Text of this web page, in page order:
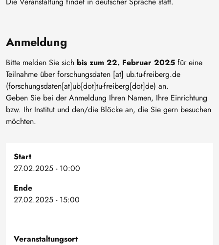
Anmeldung
Bitte melden Sie sich bis zum 22. Februar 2025 für eine
Teilnahme überforschungsdaten [at] ub.tu-freiberg.de
(forschungsdaten[at]ub[dot]tu-freiberg[dot]de) an.
Geben Sie bei der Anmeldung Ihren Namen, Ihre Einrichtung
bzw. Ihr Institut und den/die Blöcke an, die Sie gern besuchen
möchten.
Start
27.02.2025 - 10:00
Ende
27.02.2025 - 15:00
Veranstaltungsort